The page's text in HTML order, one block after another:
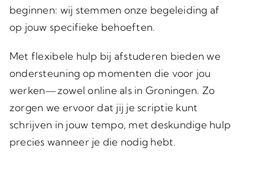
beginnen: wij stemmen onze begeleiding af
op jouw specifieke behoeften.
Met flexibele hulp bij afstuderen bieden we
ondersteuning op momenten die voor jou
werken—zowel online als in Groningen. Zo
zorgen we ervoor dat jij je scriptie kunt
schrijven in jouw tempo, met deskundige hulp
precies wanneer je die nodig hebt.